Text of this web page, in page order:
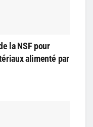
la NSF pour
alimenté par